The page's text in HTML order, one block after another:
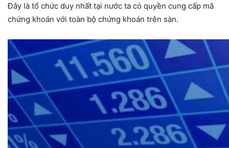
Đây là tổ chức duy nhất tại nước ta có quyền cung cấp mã
chứng khoán với toàn bộ chứng khoán trên sàn.